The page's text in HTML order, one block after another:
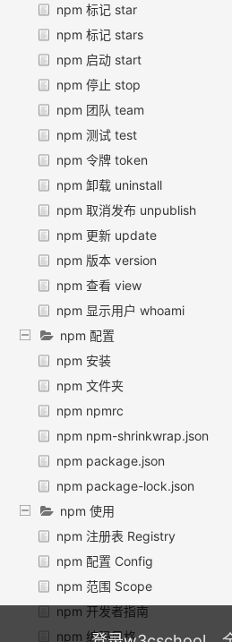
npm 标记 star
npm 标记 stars
npm 启动 start
npm 停止 stop
npm 团队 team
npm 测试 test
npm 令牌 token
npm 卸载 uninstall
npm 取消发布 unpublish
npm 更新 update
npm 版本 version
npm 查看 view
npm 显示用户 whoami
npm 配置
npm 安装
npm 文件夹
npm npmrc
npm npm-shrinkwrap.json
npm package.json
npm package-lock.json
npm 使用
npm 注册表 Registry
npm 配置 Config
npm 范围 Scope
npm 开发者指南
npm 编码风格